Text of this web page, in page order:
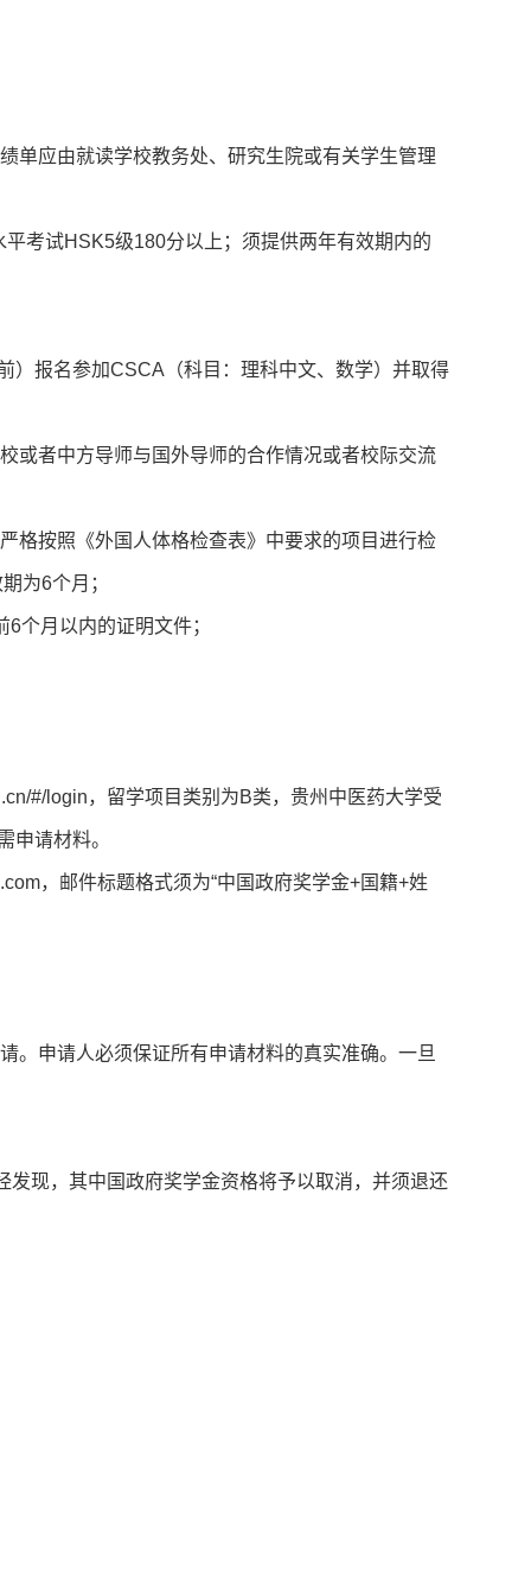
单应由就读学校教务处、研究生院或有关学生管理
考试HSK5级180分以上；须提供两年有效期内的
）报名参加CSCA（科目：理科中文、数学）并取得
或者中方导师与国外导师的合作情况或者校际交流
格按照《外国人体格检查表》中要求的项目进行检
为6个月；
个月以内的证明文件；
#/login，留学项目类别为B类，贵州中医药大学受
申请材料。
，邮件标题格式须为“中国政府奖学金+国籍+姓
。申请人必须保证所有申请材料的真实准确。一旦
现，其中国政府奖学金资格将予以取消，并须退还